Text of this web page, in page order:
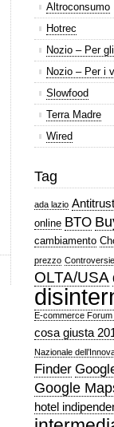
Altroconsumo
Hotrec
Nozio – Per
Nozio – Per i
Slowfood
Terra Madre
Wired
Tag
ada lazio Antitrust
online BTO
cambiamento
prezzo
OLTA/USA
E-commerce Forum
cosa giusta
Nazionale
Finder
Google
hotel